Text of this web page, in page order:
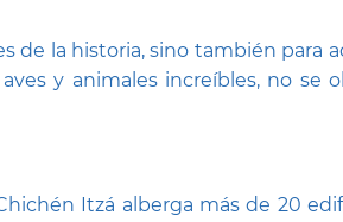
de la historia, sino también para
y animales increíbles, no se
Itzá alberga más de 20